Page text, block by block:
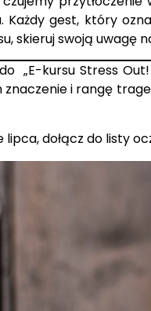
Każdy gest, który
skieruj swoją uwagę
do„E-kursu Stress
znaczenie i rangę
lipca, dołącz do listy